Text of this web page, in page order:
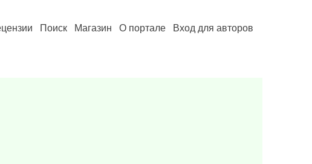
Поиск Магазин О портале Вход для авторов